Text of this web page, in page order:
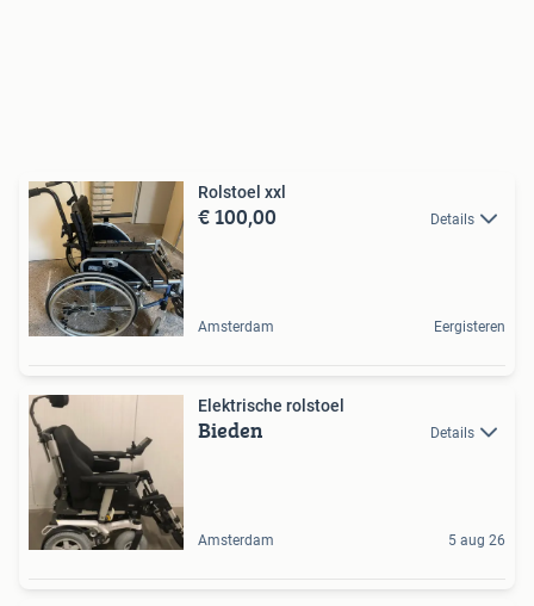
Rolstoel xxl
€ 100,00 Details
Amsterdam Eergisteren
Elektrische rolstoel
Bieden Details
Amsterdam 5 aug 26